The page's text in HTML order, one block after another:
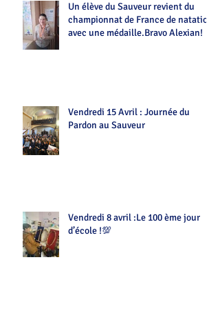
Un élève du Sauveur revient du
championnat de France de natation
avec une médaille.Bravo Alexian!
Vendredi 15 Avril : Journée du
Pardon au Sauveur
Vendredi 8 avril :Le 100 ème jour
d’école !💯